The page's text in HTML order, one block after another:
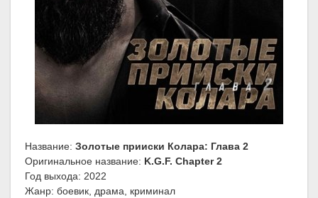
Название: Золотые прииски Колара: Глава 2
Оригинальное название: K.G.F. Chapter 2
Год выхода: 2022
Жанр: боевик, драма, криминал